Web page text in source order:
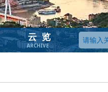
云览
ARCHIVE